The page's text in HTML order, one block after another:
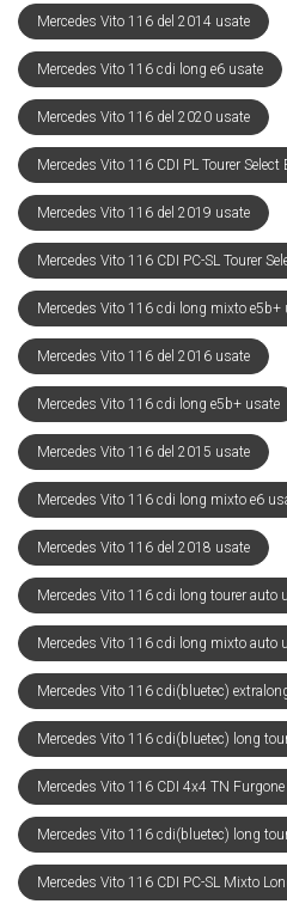
Mercedes Vito 116 del 2014 usate
Mercedes Vito 116 cdi long e6 usate
Mercedes Vito 116 del 2020 usate
Mercedes Vito 116 CDI PL Tourer
Mercedes Vito 116 del 2019 usate
Mercedes Vito 116 CDI PC-SL Tourer
Mercedes Vito 116 cdi long mixto e5b+
Mercedes Vito 116 del 2016 usate
Mercedes Vito 116 cdi long e5b+ usate
Mercedes Vito 116 del 2015 usate
Mercedes Vito 116 cdi long mixto e6
Mercedes Vito 116 del 2018 usate
Mercedes Vito 116 cdi long tourer auto
Mercedes Vito 116 cdi long mixto auto
Mercedes Vito 116 cdi(bluetec)
Mercedes Vito 116 cdi(bluetec) long
Mercedes Vito 116 CDI 4x4 TN
Mercedes Vito 116 cdi(bluetec) long
Mercedes Vito 116 CDI PC-SL Mixto